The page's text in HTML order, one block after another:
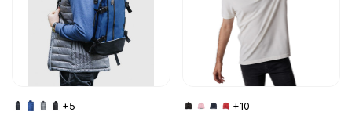
+5 +10